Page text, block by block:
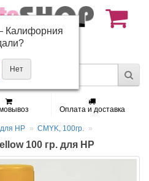
37
Оплата и доставка
HP CMYK, 100гр.
100 гр. для HP
Калифорния